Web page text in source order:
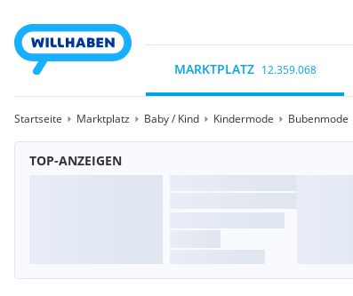
MARKTPLATZ 12.359.068
Startseite Marktplatz Baby / Kind Kindermode Bubenmode
TOP-ANZEIGEN